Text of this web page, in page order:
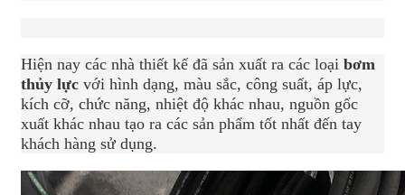
Hiện nay các nhà thiết kế đã sản xuất ra các loại bơm
thủy lực với hình dạng, màu sắc, công suất, áp lực,
kích cỡ, chức năng, nhiệt độ khác nhau, nguồn gốc
xuất khác nhau tạo ra các sản phẩm tốt nhất đến tay
khách hàng sử dụng.